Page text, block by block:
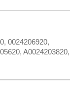
0024206920,
A0024203820,